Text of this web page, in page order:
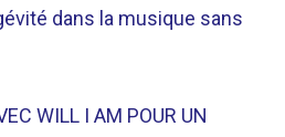
dans la musique sans
WILL I AM POUR UN